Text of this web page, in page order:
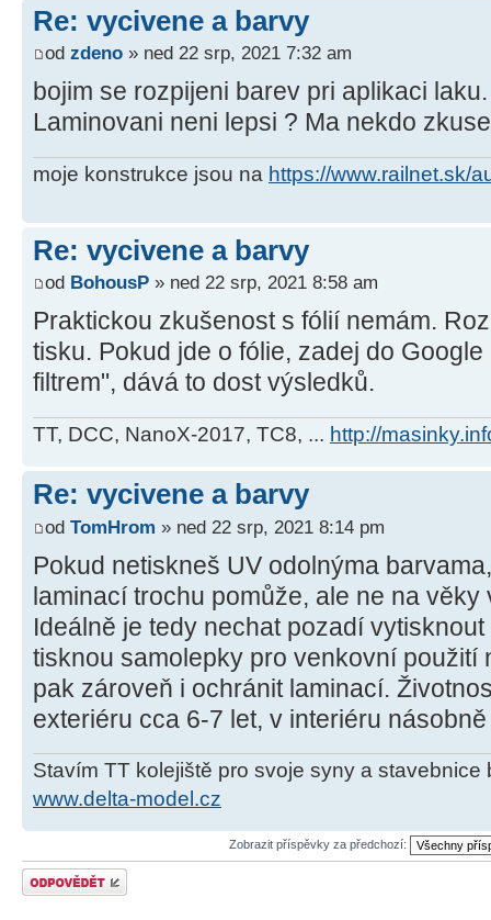
Re: vycivene a barvy
od zdeno » ned 22 srp, 2021 7:32 am
bojim se rozpijeni barev pri aplikaci laku.
Laminovani neni lepsi ? Ma nekdo
moje konstrukce jsou na https://www.railnet.sk/
Re: vycivene a barvy
od BohousP » ned 22 srp, 2021 8:58 am
Praktickou zkušenost s fólií nemám.
tisku. Pokud jde o fólie, zadej do
filtrem", dává to dost výsledků.
TT, DCC, NanoX-2017, TC8, ... http://
Re: vycivene a barvy
od TomHrom » ned 22 srp, 2021 8:14 pm
Pokud netiskneš UV odolnýma
laminací trochu pomůže, ale ne na věky
Ideálně je tedy nechat pozadí
tisknou samolepky pro venkovní použití
pak zároveň i ochránit laminací.
exteriéru cca 6-7 let, v interiéru
Stavím TT kolejiště pro svoje syny a stavebnice
www.delta-model.cz
Zobrazit příspěvky za předchozí:
Odeslat odpověď